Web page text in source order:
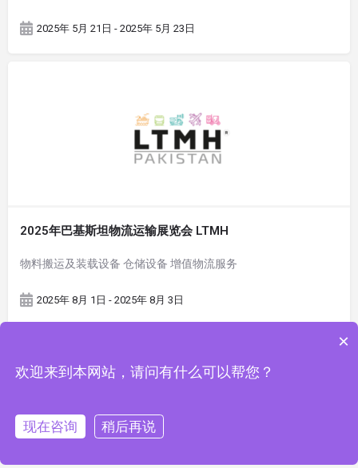
2025年 5月 21日 - 2025年 5月 23日
2025年巴基斯坦物流运输展览会 LTMH
物料搬运及装载设备 仓储设备 增值物流服务
2025年 8月 1日 - 2025年 8月 3日
×
欢迎来到本网站，请问有什么可以帮您？
现在咨询 稍后再说